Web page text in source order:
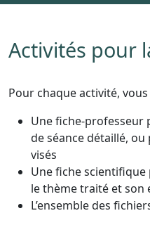
Activités pour
Pour chaque activité,
Une fiche-
de séance détaillé,
visés
Une fiche scientifique
le thème traité et
L’ensemble des